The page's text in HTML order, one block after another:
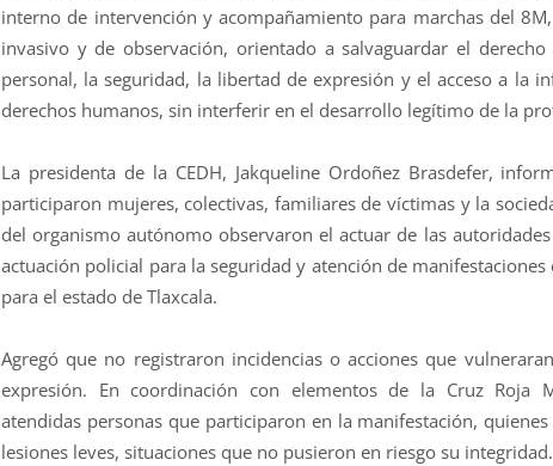
interno de intervención y acompañamiento para marchas del
invasivo y de observación, orientado a salvaguardar el
personal, la seguridad, la libertad de expresión y el acceso a la
derechos humanos, sin interferir en el desarrollo legítimo de la
La presidenta de la CEDH, Jakqueline Ordoñez Brasdefer,
participaron mujeres, colectivas, familiares de víctimas y la
del organismo autónomo observaron el actuar de las
actuación policial para la seguridad y atención de
para el estado de Tlaxcala.
Agregó que no registraron incidencias o acciones que
expresión. En coordinación con elementos de la Cruz Roja
atendidas personas que participaron en la manifestación,
lesiones leves, situaciones que no pusieron en riesgo su integridad.